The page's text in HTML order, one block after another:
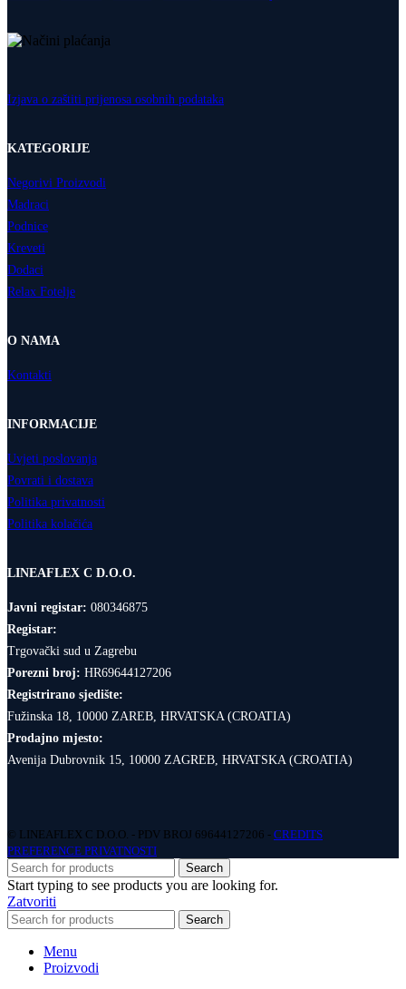
Izjava o zaštiti prijenosa osobnih podataka
KATEGORIJE
Negorivi Proizvodi
Madraci
Podnice
Kreveti
Dodaci
Relax Fotelje
O NAMA
Kontakti
INFORMACIJE
Uvjeti poslovanja
Povrati i dostava
Politika privatnosti
Politika kolačića
LINEAFLEX C D.O.O.
Javni registar: 080346875
Registar:
Trgovački sud u Zagrebu
Porezni broj: HR69644127206
Registrirano sjedište:
Fužinska 18, 10000 ZAREB, HRVATSKA (CROATIA)
Prodajno mjesto:
Avenija Dubrovnik 15, 10000 ZAGREB, HRVATSKA (CROATIA)
© LINEAFLEX C D.O.O. - PDV BROJ 69644127206 - CREDITS
PREFERENCE PRIVATNOSTI
Search
Start typing to see products you are looking for.
Zatvoriti
Search
Menu
Proizvodi